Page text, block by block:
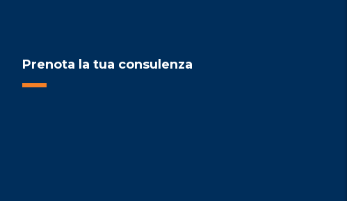
Prenota la tua consulenza